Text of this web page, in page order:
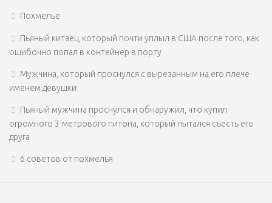
Похмелье
Пьяный китаец, который почти уплыл в США после того, как
ошибочно попал в контейнер в порту
Мужчина, который проснулся с вырезанным на его плече
именем девушки
Пьяный мужчина проснулся и обнаружил, что купил
огромного 3-метрового питона, который пытался съесть его
друга
6 советов от похмелья